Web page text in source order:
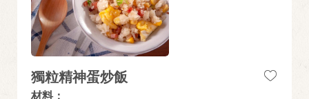
獨粒精神蛋炒飯
材料：